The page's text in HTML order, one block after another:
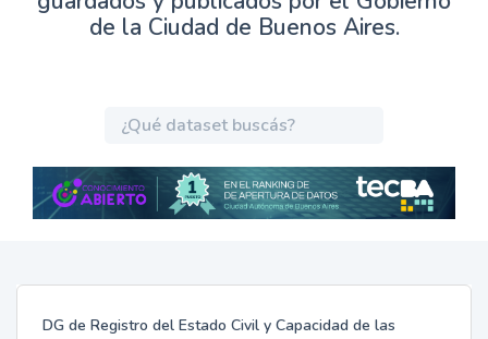
de la Ciudad de Buenos Aires.
DG de Registro del Estado Civil y Capacidad de las